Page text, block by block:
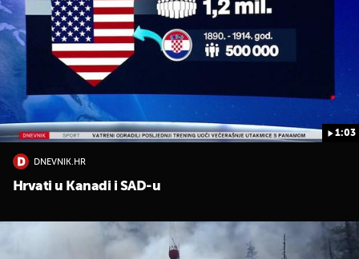
1:03
DNEVNIK.HR
Hrvati u Kanadi i SAD-u